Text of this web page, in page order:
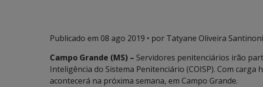
Publicado em 08 ago 2019 • por Tatyane Oliveira Santinoni
Campo Grande (MS) – Servidores penitenciários irão
Inteligência do Sistema Penitenciário (COISP). Com
acontecerá na próxima semana, em Campo Grande.